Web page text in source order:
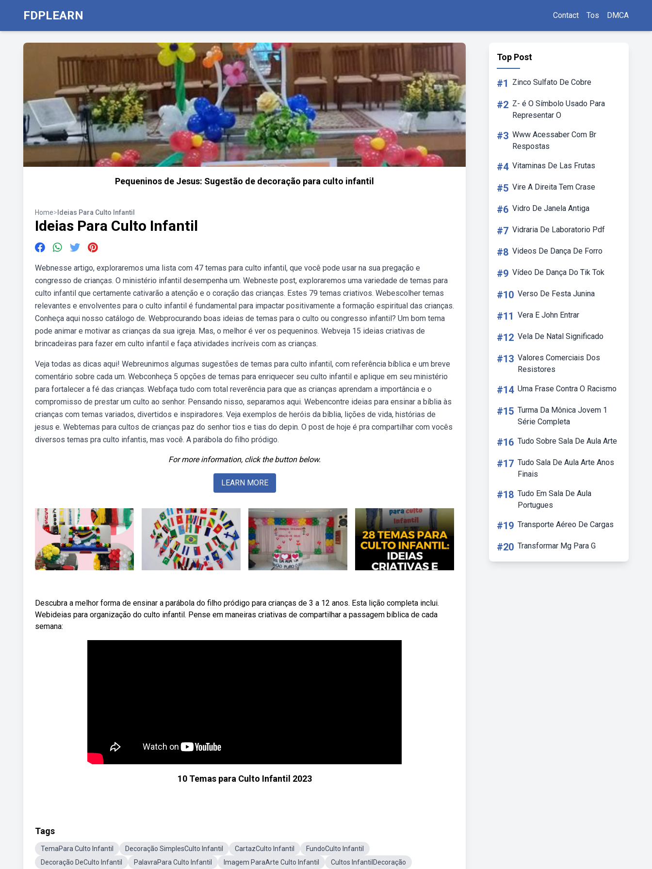
FDPLEARN Contact Tos DMCA
Pequeninos de Jesus: Sugestão de decoração para culto infantil
Home> Ideias Para Culto Infantil
Ideias Para Culto Infantil
Webnesse artigo, exploraremos uma lista com 47 temas para culto infantil, que você pode usar na sua pregação e
congresso de crianças. O ministério infantil desempenha um. Webneste post, exploraremos uma variedade de temas para
culto infantil que certamente cativarão a atenção e o coração das crianças. Estes 79 temas criativos. Webescolher temas
relevantes e envolventes para o culto infantil é fundamental para impactar positivamente a formação espiritual das crianças.
Conheça aqui nosso catálogo de. Webprocurando boas ideias de temas para o culto ou congresso infantil? Um bom tema
pode animar e motivar as crianças da sua igreja. Mas, o melhor é ver os pequeninos. Webveja 15 ideias criativas de
brincadeiras para fazer em culto infantil e faça atividades incríveis com as crianças.
Veja todas as dicas aqui! Webreunimos algumas sugestões de temas para culto infantil, com referência bíblica e um breve
comentário sobre cada um. Webconheça 5 opções de temas para enriquecer seu culto infantil e aplique em seu ministério
para fortalecer a fé das crianças. Webfaça tudo com total reverência para que as crianças aprendam a importância e o
compromisso de prestar um culto ao senhor. Pensando nisso, separamos aqui. Webencontre ideias para ensinar a bíblia às
crianças com temas variados, divertidos e inspiradores. Veja exemplos de heróis da bíblia, lições de vida, histórias de
jesus e. Webtemas para cultos de crianças paz do senhor tios e tias do depin. O post de hoje é pra compartilhar com vocês
diversos temas pra culto infantis, mas você. A parábola do filho pródigo.
For more information, click the button below.
LEARN MORE
Descubra a melhor forma de ensinar a parábola do filho pródigo para crianças de 3 a 12 anos. Esta lição completa inclui.
Webideias para organização do culto infantil. Pense em maneiras criativas de compartilhar a passagem bíblica de cada
semana:
10 Temas para Culto Infantil 2023
Tags
TemaPara Culto Infantil Decoração SimplesCulto Infantil CartazCulto Infantil
FundoCulto Infantil
Decoração DeCulto Infantil
PalavraPara Culto Infantil Imagem ParaArte Culto Infantil Cultos InfantilDecoração
Top Post
#1 Zinco Sulfato De Cobre
#2 Z- é O Símbolo Usado Para
Representar O
#3 Www Acessaber Com Br
Respostas
#4 Vitaminas De Las Frutas
#5 Vire A Direita Tem Crase
#6 Vidro De Janela Antiga
#7 Vidraria De Laboratorio Pdf
#8 Videos De Dança De Forro
#9 Vídeo De Dança Do Tik Tok
#10 Verso De Festa Junina
#11 Vera E John Entrar
#12 Vela De Natal Significado
#13 Valores Comerciais Dos
Resistores
#14 Uma Frase Contra O Racismo
#15 Turma Da Mônica Jovem 1
Série Completa
#16 Tudo Sobre Sala De Aula Arte
#17 Tudo Sala De Aula Arte Anos
Finais
#18 Tudo Em Sala De Aula
Portugues
#19 Transporte Aéreo De Cargas
#20 Transformar Mg Para G